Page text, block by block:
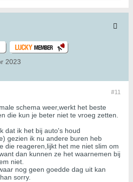
2023
#11
schema weer,werkt het beste
die kun je beter niet te vroeg zetten.
dat ik het bij auto's houd
gezien ik nu andere buren heb
die reageren,lijkt het me niet slim om
dan kunnen ze het waarnemen bij
niet.
nog geen goedde dag uit kan
sorry.